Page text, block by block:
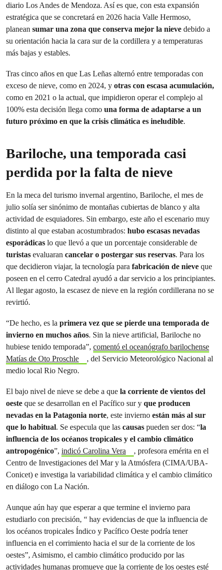
diario Los Andes de Mendoza. Así es que, con esta expansión
estratégica que se concretará en 2026 hacia Valle Hermoso,
planean sumar una zona que conserva mejor la nieve debido a
su orientación hacia la cara sur de la cordillera y a temperaturas
más bajas y estables.
Tras cinco años en que Las Leñas alternó entre temporadas con
exceso de nieve, como en 2024, y otras con escasa acumulación,
como en 2021 o la actual, que impidieron operar el complejo al
100% esta decisión llega como una forma de adaptarse a un
futuro próximo en que la crisis climática es ineludible.
Bariloche, una temporada casi
perdida por la falta de nieve
En la meca del turismo invernal argentino, Bariloche, el mes de
julio solía ser sinónimo de montañas cubiertas de blanco y alta
actividad de esquiadores. Sin embargo, este año el escenario muy
distinto al que estaban acostumbrados: hubo escasas nevadas
esporádicas lo que llevó a que un porcentaje considerable de
turistas evaluaran cancelar o postergar sus reservas. Para los
que decidieron viajar, la tecnología para fabricación de nieve que
poseen en el cerro Catedral ayudó a dar servicio a los principiantes.
Al llegar agosto, la escasez de nieve en la región cordillerana no se
revirtió.
“De hecho, es la primera vez que se pierde una temporada de
invierno en muchos años. Sin la nieve artificial, Bariloche no
hubiese tenido temporada”, comentó el oceanógrafo barilochense
Matías de Oto Proschle
, del Servicio Meteorológico Nacional al
medio local Rio Negro.
El bajo nivel de nieve se debe a que la corriente de vientos del
oeste que se desarrollan en el Pacífico sur y que producen
nevadas en la Patagonia norte, este invierno están más al sur
que lo habitual. Se especula que las causas pueden ser dos: “la
influencia de los océanos tropicales y el cambio climático
antropogénico”, indicó Carolina Vera
, profesora emérita en el
Centro de Investigaciones del Mar y la Atmósfera (CIMA/UBA-
Conicet) e investiga la variabilidad climática y el cambio climático
en diálogo con La Nación.
Aunque aún hay que esperar a que termine el invierno para
estudiarlo con precisión, “ hay evidencias de que la influencia de
los océanos tropicales Índico y Pacífico Oeste podría tener
influencia en el corrimiento hacia el sur de la corriente de los
oestes”, Asimismo, el cambio climático producido por las
actividades humanas promueve que la corriente de los oestes esté